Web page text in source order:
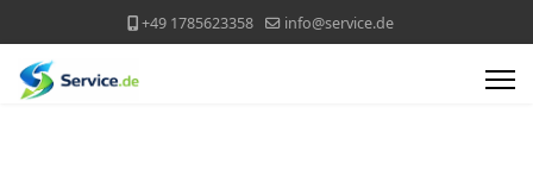
+49 1785623358 info@service.de